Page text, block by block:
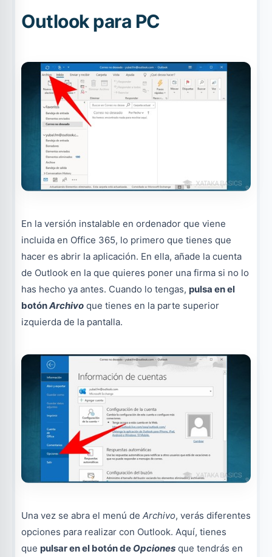
Outlook para PC
En la versión instalable en ordenador que viene
incluida en Office 365, lo primero que tienes que
hacer es abrir la aplicación. En ella, añade la cuenta
de Outlook en la que quieres poner una firma si no lo
has hecho ya antes. Cuando lo tengas, pulsa en el
botónArchivo que tienes en la parte superior
izquierda de la pantalla.
Una vez se abra el menú de Archivo, verás diferentes
opciones para realizar con Outlook. Aquí, tienes
que pulsar en el botón de Opciones que tendrás en